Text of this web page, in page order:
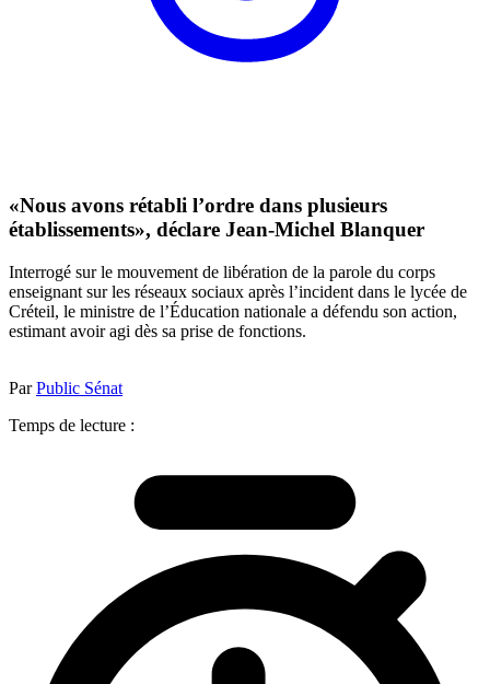
«Nous avons rétabli l’ordre dans plusieurs
établissements», déclare Jean-Michel Blanquer
Interrogé sur le mouvement de libération de la parole du corps
enseignant sur les réseaux sociaux après l’incident dans le lycée de
Créteil, le ministre de l’Éducation nationale a défendu son action,
estimant avoir agi dès sa prise de fonctions.
ParPublic Sénat
Temps de lecture :